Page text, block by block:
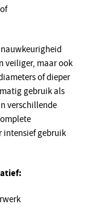
veiliger, maar ook
of dieper
gebruik als
verschillende
intensief gebruik